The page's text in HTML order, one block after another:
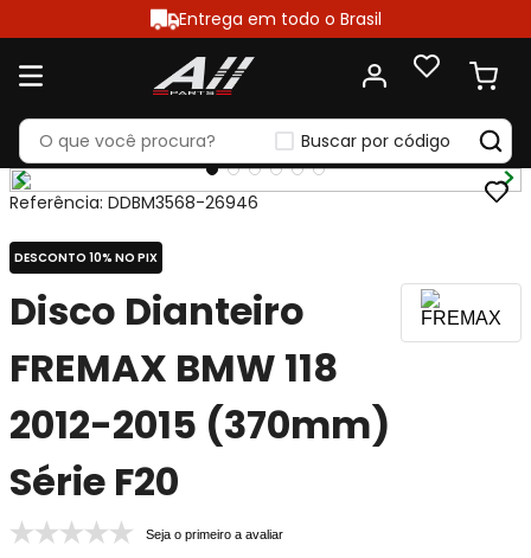
Entrega em todo o Brasil
Buscar por código
Referência: DDBM3568-26946
DESCONTO 10% NO PIX
Disco Dianteiro
FREMAX BMW 118
2012-2015 (370mm)
Série F20
Seja o primeiro a avaliar